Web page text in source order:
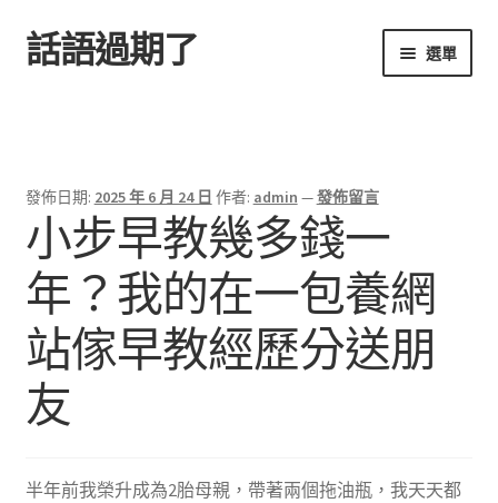
跳
至
跳
至
話語過期了 選單
發佈日期: 2025 年 6 月 24 日 作者: admin —發佈留言
小步早教幾多錢一
年？我的在一包養網
站傢早教經歷分送朋
友
半年前我榮升成為2胎母親，帶著兩個拖油瓶，我天天都